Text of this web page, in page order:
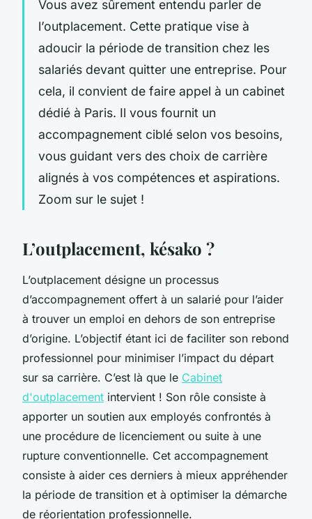
Vous avez sûrement entendu parler de
l’outplacement. Cette pratique vise à
adoucir la période de transition chez les
salariés devant quitter une entreprise. Pour
cela, il convient de faire appel à un cabinet
dédié à Paris. Il vous fournit un
accompagnement ciblé selon vos besoins,
vous guidant vers des choix de carrière
alignés à vos compétences et aspirations.
Zoom sur le sujet !
L’outplacement, késako ?
L’outplacement désigne un processus
d’accompagnement offert à un salarié pour l’aider
à trouver un emploi en dehors de son entreprise
d’origine. L’objectif étant ici de faciliter son rebond
professionnel pour minimiser l’impact du départ
sur sa carrière. C’est là que le Cabinet
d'outplacement intervient ! Son rôle consiste à
apporter un soutien aux employés confrontés à
une procédure de licenciement ou suite à une
rupture conventionnelle. Cet accompagnement
consiste à aider ces derniers à mieux appréhender
la période de transition et à optimiser la démarche
de réorientation professionnelle.